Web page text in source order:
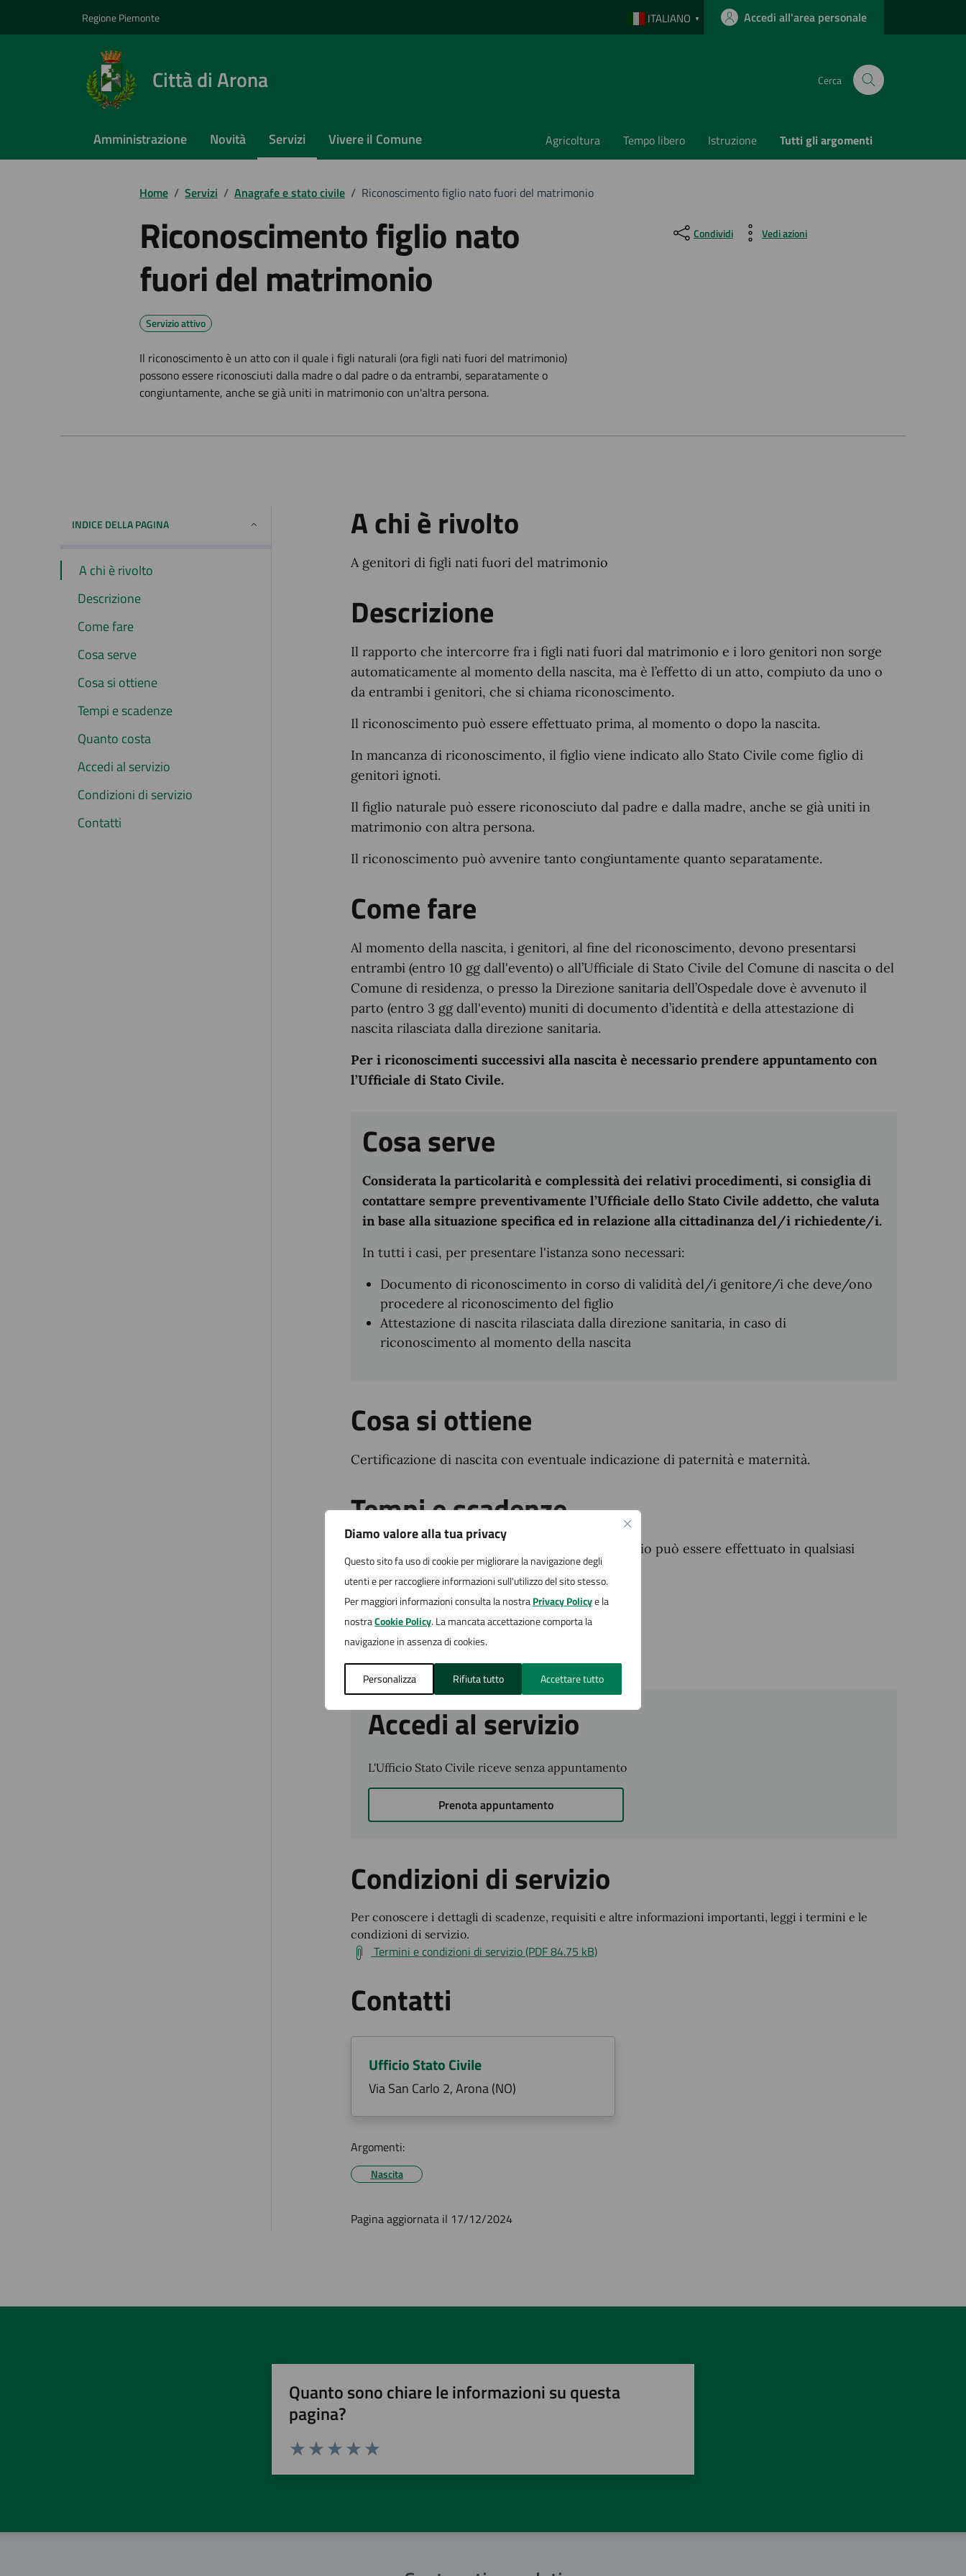
Diamo valore alla tua privacy
Questo sito fa uso di cookie per migliorare la navigazione degli
utenti e per raccogliere informazioni sull'utilizzo del sito stesso.
Per maggiori informazioni consulta la nostraPrivacy Policye la
nostraCookie Policy. La mancata accettazione comporta la
navigazione in assenza di cookies.
Personalizza Rifiuta tutto Accettare tutto
Regione Piemonte ITALIANO ▼ Accedi all'area personale
Città di Arona Cerca
Amministrazione Novità Servizi Vivere il Comune Agricoltura Tempo libero Istruzione Tutti gli argomenti
Home / Servizi / Anagrafe e stato civile / Riconoscimento figlio nato fuori del matrimonio
Riconoscimento figlio nato
fuori del matrimonio
Servizio attivo
Il riconoscimento è un atto con il quale i figli naturali (ora figli nati fuori del matrimonio)
possono essere riconosciuti dalla madre o dal padre o da entrambi, separatamente o
congiuntamente, anche se già uniti in matrimonio con un'altra persona.
Condividi Vedi azioni
INDICE DELLA PAGINA
A chi è rivolto
Descrizione
Come fare
Cosa serve
Cosa si ottiene
Tempi e scadenze
Quanto costa
Accedi al servizio
Condizioni di servizio
Contatti
A chi è rivolto
A genitori di figli nati fuori del matrimonio
Descrizione
Il rapporto che intercorre fra i figli nati fuori dal matrimonio e i loro genitori non sorge
automaticamente al momento della nascita, ma è l’effetto di un atto, compiuto da uno o
da entrambi i genitori, che si chiama riconoscimento.
Il riconoscimento può essere effettuato prima, al momento o dopo la nascita.
In mancanza di riconoscimento, il figlio viene indicato allo Stato Civile come figlio di
genitori ignoti.
Il figlio naturale può essere riconosciuto dal padre e dalla madre, anche se già uniti in
matrimonio con altra persona.
Il riconoscimento può avvenire tanto congiuntamente quanto separatamente.
Come fare
Al momento della nascita, i genitori, al fine del riconoscimento, devono presentarsi
entrambi (entro 10 gg dall'evento) o all’Ufficiale di Stato Civile del Comune di nascita o del
Comune di residenza, o presso la Direzione sanitaria dell’Ospedale dove è avvenuto il
parto (entro 3 gg dall'evento) muniti di documento d’identità e della attestazione di
nascita rilasciata dalla direzione sanitaria.
Per i riconoscimenti successivi alla nascita è necessario prendere appuntamento con
l’Ufficiale di Stato Civile.
Cosa serve
Considerata la particolarità e complessità dei relativi procedimenti, si consiglia di
contattare sempre preventivamente l’Ufficiale dello Stato Civile addetto, che valuta
in base alla situazione specifica ed in relazione alla cittadinanza del/i richiedente/i.
In tutti i casi, per presentare l'istanza sono necessari:
Documento di riconoscimento in corso di validità del/i genitore/i che deve/ono
procedere al riconoscimento del figlio
Attestazione di nascita rilasciata dalla direzione sanitaria, in caso di
riconoscimento al momento della nascita
Cosa si ottiene
Certificazione di nascita con eventuale indicazione di paternità e maternità.
Tempi e scadenze
Il riconoscimento di figli nati fuori da matrimonio può essere effettuato in qualsiasi
momento.
Quanto costa
Accedi al servizio
L'Ufficio Stato Civile riceve senza appuntamento
Prenota appuntamento
Condizioni di servizio
Per conoscere i dettagli di scadenze, requisiti e altre informazioni importanti, leggi i termini e le
condizioni di servizio.
Termini e condizioni di servizio (PDF 84.75 kB)
Contatti
Ufficio Stato Civile
Via San Carlo 2, Arona (NO)
Argomenti:
Nascita
Pagina aggiornata il 17/12/2024
Quanto sono chiare le informazioni su questa
pagina?